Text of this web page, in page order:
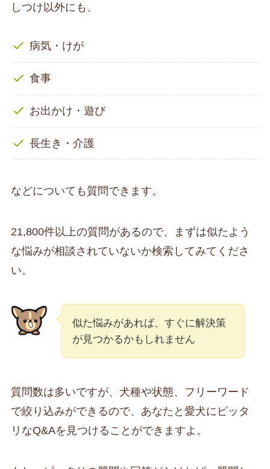
しつけ以外にも、
病気・けが
食事
お出かけ・遊び
長生き・介護
などについても質問できます。
21,800件以上の質問があるので、まずは似たよう
な悩みが相談されていないか検索してみてくださ
い。
似た悩みがあれば、すぐに解決策
が見つかるかもしれません
質問数は多いですが、犬種や状態、フリーワード
で絞り込みができるので、あなたと愛犬にピッタ
リなQ&Aを見つけることができますよ。